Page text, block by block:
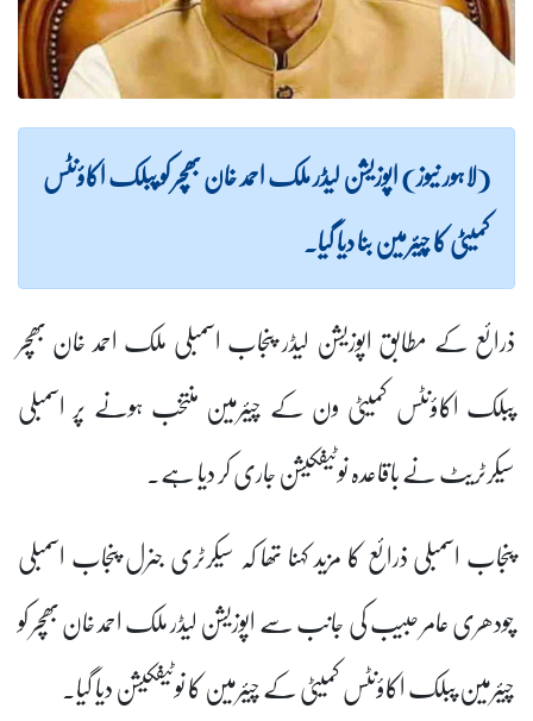
(لاہور نیوز) اپوزیشن لیڈر ملک احمد خان بھچر کو پبلک اکاؤنٹس
کمیٹی کا چیئرمین بنا دیا گیا۔
ذرائع کے مطابق اپوزیشن لیڈر پنجاب اسمبلی ملک احمد خان بھچر
پبلک اکاؤنٹس کمیٹی ون کے چیئرمین منتخب ہونے پر اسمبلی
سیکرٹریٹ نے باقاعدہ نوٹیفکیشن جاری کر دیا ہے۔
پنجاب اسمبلی ذرائع کا مزید کہنا تھا کہ سیکرٹری جنرل پنجاب اسمبلی
چودھری عامر حبیب کی جانب سے اپوزیشن لیڈر ملک احمد خان بھچر کو
چیئرمین پبلک اکاؤنٹس کمیٹی کے چیئرمین کا نوٹیفکیشن دیا گیا۔